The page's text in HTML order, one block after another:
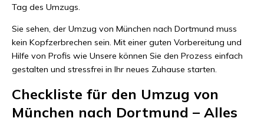
Tag des Umzugs.
Sie sehen, der Umzug von München nach Dortmund muss
kein Kopfzerbrechen sein. Mit einer guten Vorbereitung und
Hilfe von Profis wie Unsere können Sie den Prozess einfach
gestalten und stressfrei in Ihr neues Zuhause starten.
Checkliste für den Umzug von
München nach Dortmund – Alles